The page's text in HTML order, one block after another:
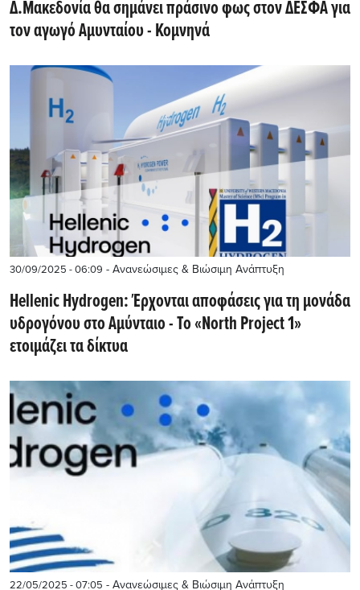
Δ.Μακεδoνία θα σημάνει πράσινο φως στον ΔΕΣΦΑ για
τον αγωγό Αμυνταίου - Κομνηνά
30/09/2025 - 06:09 - Ανανεώσιμες & Βιώσιμη Ανάπτυξη
Hellenic Hydrogen: Έρχονται αποφάσεις για τη μονάδα
υδρογόνου στο Αμύνταιο - To «North Project 1»
ετοιμάζει τα δίκτυα
22/05/2025 - 07:05 - Ανανεώσιμες & Βιώσιμη Ανάπτυξη